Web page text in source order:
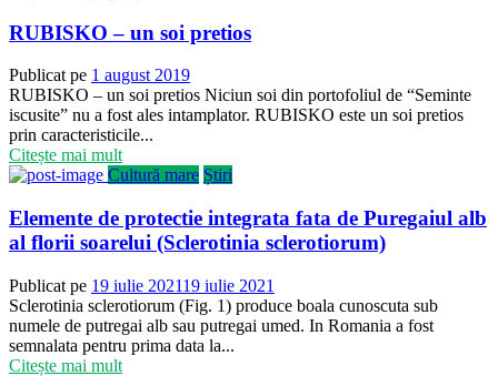
RUBISKO – un soi pretios
Publicat pe 1 august 2019
RUBISKO – un soi pretios Niciun soi din portofoliul de “Seminte
iscusite” nu a fost ales intamplator. RUBISKO este un soi pretios
prin caracteristicile...
Citește mai mult
Cultură mare Știri
Elemente de protectie integrata fata de Puregaiul alb
al florii soarelui (Sclerotinia sclerotiorum)
Publicat pe 19 iulie 202119 iulie 2021
Sclerotinia sclerotiorum (Fig. 1) produce boala cunoscuta sub
numele de putregai alb sau putregai umed. In Romania a fost
semnalata pentru prima data la...
Citește mai mult